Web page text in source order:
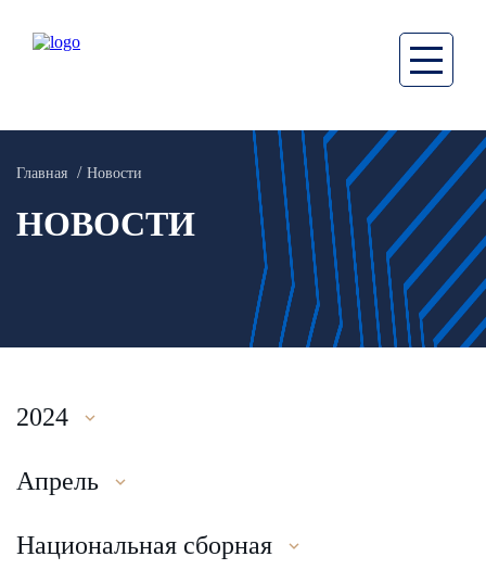
Главная Новости
НОВОСТИ
2024
Апрель
Национальная сборная